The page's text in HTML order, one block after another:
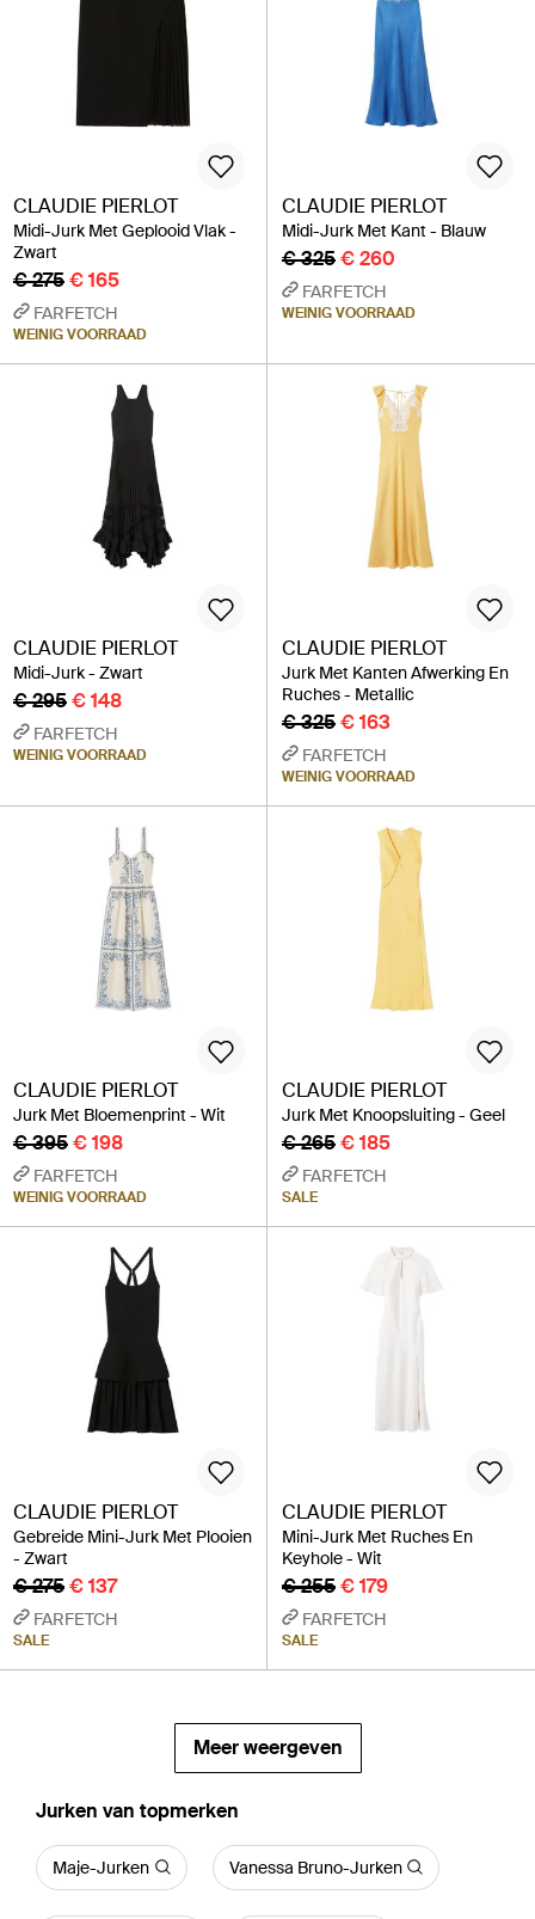
CLAUDIE PIERLOT
Midi-Jurk Met Geplooid Vlak -
Zwart
€ 275€ 165
FARFETCH
WEINIG VOORRAAD
CLAUDIE PIERLOT
Midi-Jurk Met Kant - Blauw
€ 325€ 260
FARFETCH
WEINIG VOORRAAD
CLAUDIE PIERLOT
Midi-Jurk - Zwart
€ 295€ 148
FARFETCH
WEINIG VOORRAAD
CLAUDIE PIERLOT
Jurk Met Kanten Afwerking En
Ruches - Metallic
€ 325€ 163
FARFETCH
WEINIG VOORRAAD
CLAUDIE PIERLOT
Jurk Met Bloemenprint - Wit
€ 395€ 198
FARFETCH
WEINIG VOORRAAD
CLAUDIE PIERLOT
Jurk Met Knoopsluiting - Geel
€ 265€ 185
FARFETCH
SALE
CLAUDIE PIERLOT
Gebreide Mini-Jurk Met Plooien
- Zwart
€ 275€ 137
FARFETCH
SALE
CLAUDIE PIERLOT
Mini-Jurk Met Ruches En
Keyhole - Wit
€ 255€ 179
FARFETCH
SALE
Meer weergeven
‪Jurken‬ van topmerken
Maje-Jurken Vanessa Bruno-Jurken